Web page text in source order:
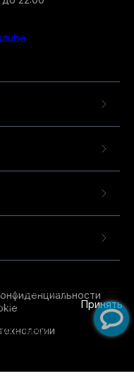
использовать
Принять